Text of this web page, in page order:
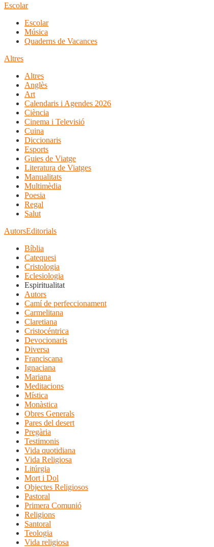
Escolar
Escolar
Música
Quaderns de Vacances
Altres
Altres
Anglès
Art
Calendaris i Agendes 2026
Ciència
Cinema i Televisió
Cuina
Diccionaris
Esports
Guies de Viatge
Literatura de Viatges
Manualitats
Multimèdia
Poesia
Regal
Salut
AutorsEditorials
Bíblia
Catequesi
Cristologia
Eclesiologia
Espiritualitat
Autors
Camí de perfeccionament
Carmelitana
Claretiana
Cristocéntrica
Devocionaris
Diversa
Franciscana
Ignaciana
Mariana
Meditacions
Mística
Monàstica
Obres Generals
Pares del desert
Pregària
Testimonis
Vida quotidiana
Vida Religiosa
Litúrgia
Mort i Dol
Objectes Religiosos
Pastoral
Primera Comunió
Religions
Santoral
Teologia
Vida religiosa